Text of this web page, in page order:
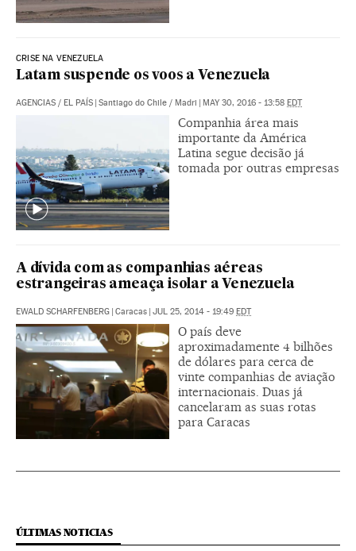
CRISE NA VENEZUELA
Latam suspende os voos a Venezuela
AGENCIAS / EL PAÍS Santiago do Chile / Madri MAY 30, 2016 - 13:58 EDT
Companhia área mais
importante da América
Latina segue decisão já
tomada por outras empresas
A dívida com as companhias aéreas
estrangeiras ameaça isolar a Venezuela
EWALD SCHARFENBERG Caracas JUL 25, 2014 - 19:49 EDT
O país deve
aproximadamente 4 bilhões
de dólares para cerca de
vinte companhias de aviação
internacionais. Duas já
cancelaram as suas rotas
para Caracas
ÚLTIMAS NOTICIAS